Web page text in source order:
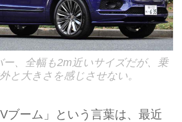
ー、全幅も2m近いサイズだが、乗
と大きさを感じさせない。
ブーム」という言葉は、最近